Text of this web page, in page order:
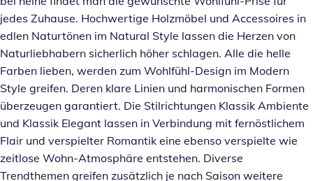
jedes Zuhause. Hochwertige Holzmöbel und Accessoires in
edlen Naturtönen im Natural Style lassen die Herzen von
Naturliebhabern sicherlich höher schlagen. Alle die helle
Farben lieben, werden zum Wohlfühl-Design im Modern
Style greifen. Deren klare Linien und harmonischen Formen
überzeugen garantiert. Die Stilrichtungen Klassik Ambiente
und Klassik Elegant lassen in Verbindung mit fernöstlichem
Flair und verspielter Romantik eine ebenso verspielte wie
zeitlose Wohn-Atmosphäre entstehen. Diverse
Trendthemen greifen zusätzlich je nach Saison weitere